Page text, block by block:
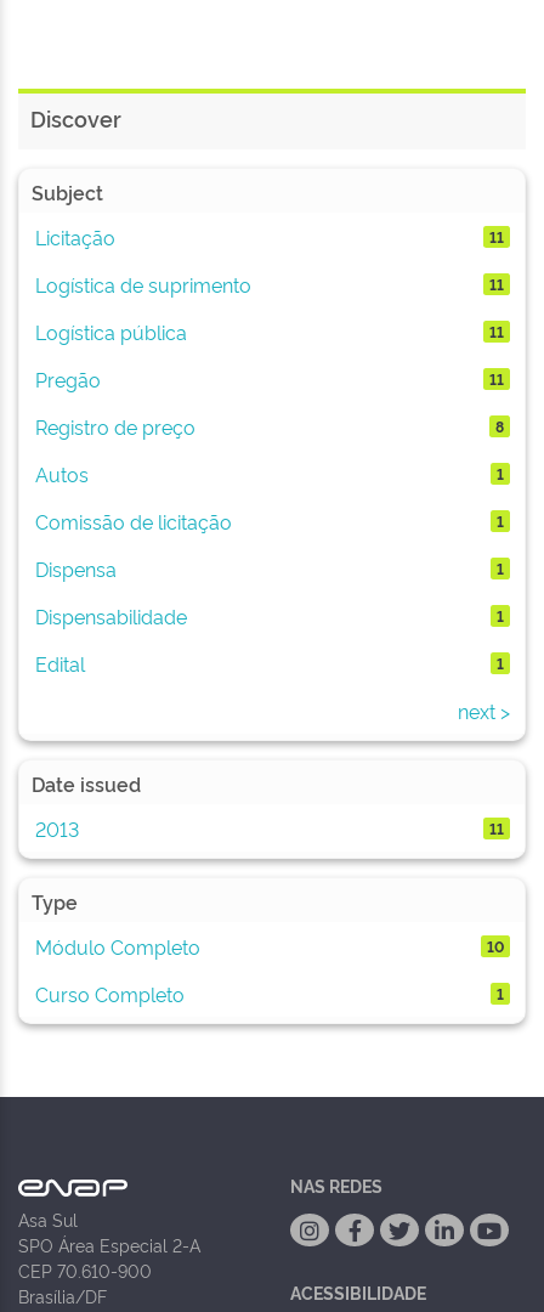
Discover
Subject
Licitação
11
Logística de suprimento 11
Logística pública 11
Pregão 11
Registro de preço 8
Autos 1
Comissão de licitação 1
Dispensa 1
Dispensabilidade 1
Edital 1
next >
Date issued
2013
11
Type
Módulo Completo
10
Curso Completo 1
Asa Sul
SPO Área Especial 2-A
CEP 70.610-900
Brasília/DF
NAS REDES
ACESSIBILIDADE